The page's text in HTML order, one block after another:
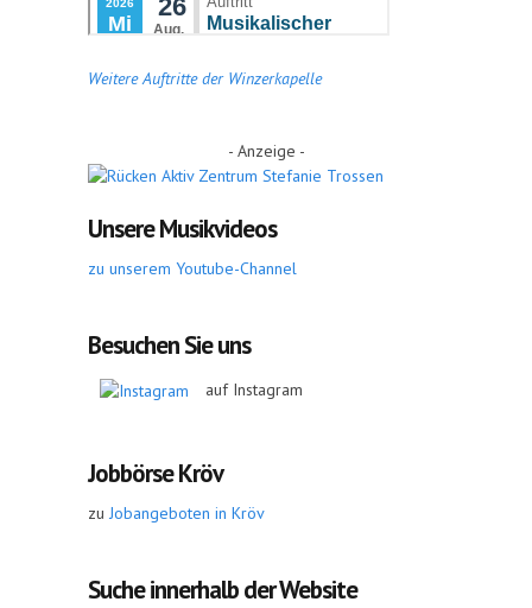
Weitere Auftritte der Winzerkapelle
- Anzeige -
Unsere Musikvideos
zu unserem Youtube-Channel
Besuchen Sie uns
auf Instagram
Jobbörse Kröv
zu Jobangeboten in Kröv
Suche innerhalb der Website